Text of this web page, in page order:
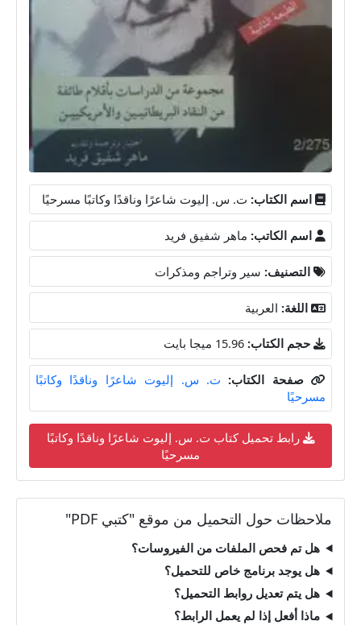
اسم الكتاب: ت. س. إليوت شاعرًا وناقدًا وكاتبًا مسرحيًا
اسم الكاتب: ماهر شفيق فريد
التصنيف: سير وتراجم ومذكرات
اللغة: العربية
حجم الكتاب: 15.96 ميجا بايت
صفحة الكتاب: ت. س. إليوت شاعرًا وناقدًا وكاتبًا
مسرحيًا
رابط تحميل كتاب ت. س. إليوت شاعرًا وناقدًا وكاتبًا
مسرحيًا
ملاحظات حول التحميل من موقع "كتبي PDF"
هل تم فحص الملفات من الفيروسات؟
هل يوجد برنامج خاص للتحميل؟
هل يتم تعديل روابط التحميل؟
ماذا أفعل إذا لم يعمل الرابط؟